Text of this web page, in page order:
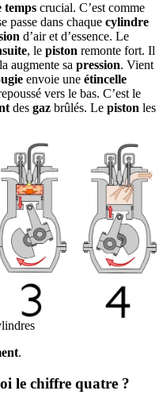
temps crucial. C’est comme
passe dans chaque cylindre
d’air et d’essence. Le
, le piston remonte fort. Il
augmente sa pression. Vient
envoie une étincelle
vers le bas. C’est le
des gaz brûlés. Le piston les
.
le chiffre quatre ?